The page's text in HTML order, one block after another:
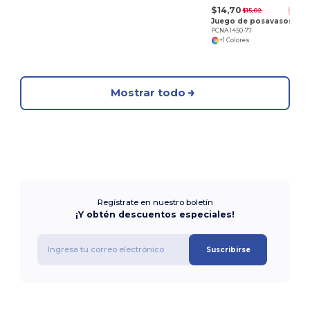
$14,70 $15,02 -2%
PCNA 1450-77
+1 Colores
Mostrar todo
Regístrate en nuestro boletín
¡Y obtén descuentos especiales!
Suscribirse